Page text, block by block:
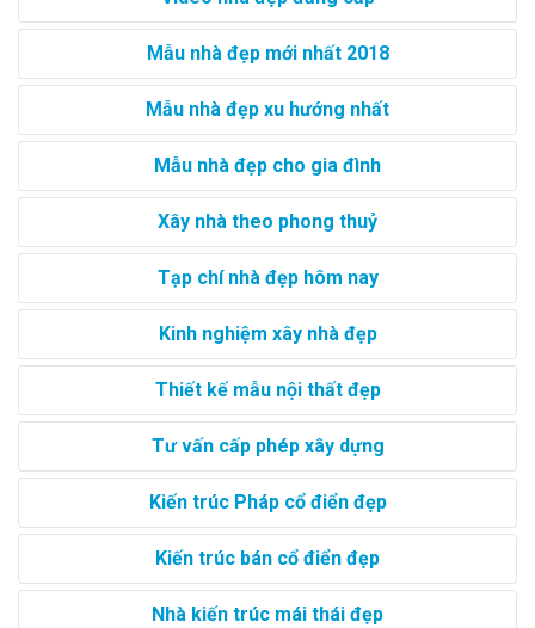
Mẫu nhà đẹp mới nhất 2018
Mẫu nhà đẹp xu hướng nhất
Mẫu nhà đẹp cho gia đình
Xây nhà theo phong thuỷ
Tạp chí nhà đẹp hôm nay
Kinh nghiệm xây nhà đẹp
Thiết kế mẫu nội thất đẹp
Tư vấn cấp phép xây dựng
Kiến trúc Pháp cổ điển đẹp
Kiến trúc bán cổ điển đẹp
Nhà kiến trúc mái thái đẹp